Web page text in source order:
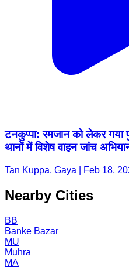
टनकुप्पा: रमजान को लेकर
थानों में विशेष वाहन जांच
Tan Kuppa, Gaya | Feb 18,
Nearby Cities
BB
Banke Bazar
MU
Muhra
MA